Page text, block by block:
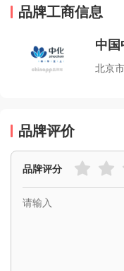
品牌工商信息
中
北京
品牌评价
品牌评分